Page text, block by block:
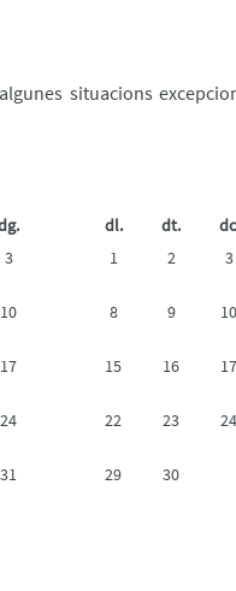
situacions
3
10
17
24
31
dl. dt.
1
2 3
8 9 10
15 16 17
22 23 24
29 30